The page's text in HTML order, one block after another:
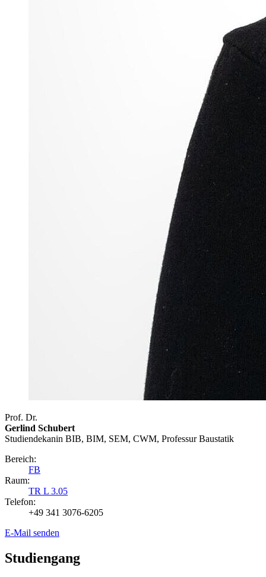
Prof. Dr.
Gerlind Schubert
Studiendekanin BIB, BIM, SEM, CWM, Professur Baustatik
Bereich:
FB
Raum:
TR L 3.05
Telefon:
+49 341 3076-6205
E-Mail senden
Studiengang